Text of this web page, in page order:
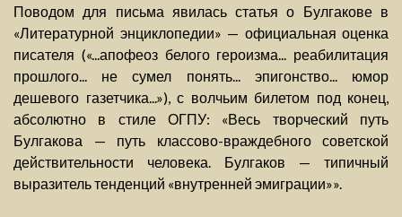
Поводом для письма явилась статья о Булгакове в
«Литературной энциклопедии» — официальная оценка
писателя («...апофеоз белого героизма... реабилитация
прошлого... не сумел понять... эпигонство... юмор
дешевого газетчика...»), с волчьим билетом под конец,
абсолютно в стиле ОГПУ: «Весь творческий путь
Булгакова — путь классово-враждебного советской
действительности человека. Булгаков — типичный
выразитель тенденций «внутренней эмиграции»».